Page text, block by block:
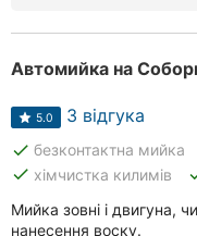
Автомийка на
5.0 3 відгука
done безконтактна мийка
done хімчистка килимів
Мийка зовні і двигуна,
нанесення воску.